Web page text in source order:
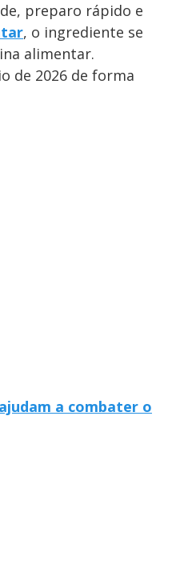
preparo rápido e
, o ingrediente se
alimentar.
de 2026 de forma
a combater o